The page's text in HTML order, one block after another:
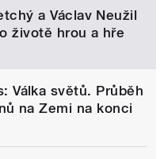
a Václav Neužil
životě hrou a hře
Válka světů. Průběh
na Zemi na konci